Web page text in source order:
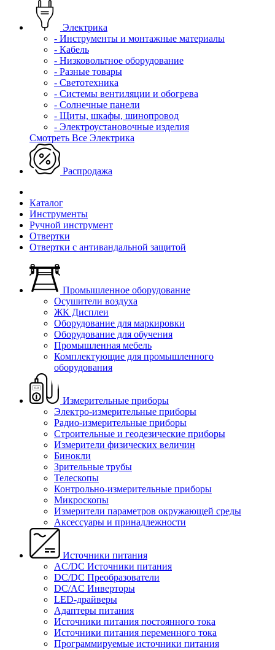
Электрика
- Инструменты и монтажные материалы
- Кабель
- Низковольтное оборудование
- Разные товары
- Светотехника
- Системы вентиляции и обогрева
- Солнечные панели
- Щиты, шкафы, шинопровод
- Электроустановочные изделия
Смотреть Все Электрика
Распродажа
Каталог
Инструменты
Ручной инструмент
Отвертки
Отвертки с антивандальной защитой
Промышленное оборудование
Осушители воздуха
ЖК Дисплеи
Оборудование для маркировки
Оборудование для обучения
Промышленная мебель
Комплектующие для промышленного
оборудования
Измерительные приборы
Электро-измерительные приборы
Радио-измерительные приборы
Строительные и геодезические приборы
Измерители физических величин
Бинокли
Зрительные трубы
Телескопы
Контрольно-измерительные приборы
Микроскопы
Измерители параметров окружающей среды
Аксессуары и принадлежности
Источники питания
AC/DC Источники питания
DC/DC Преобразователи
DC/AC Инверторы
LED-драйверы
Адаптеры питания
Источники питания постоянного тока
Источники питания переменного тока
Программируемые источники питания